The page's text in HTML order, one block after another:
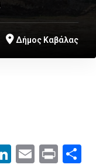
Δήμος Καβάλας
LinkedIn
EmailPrint